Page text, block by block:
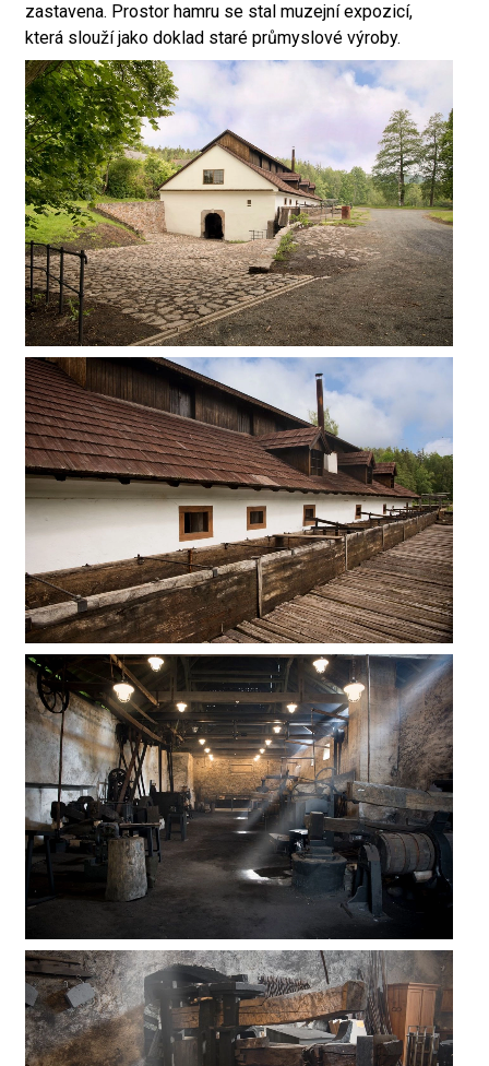
zastavena. Prostor hamru se stal muzejní expozicí,
která slouží jako doklad staré průmyslové výroby.